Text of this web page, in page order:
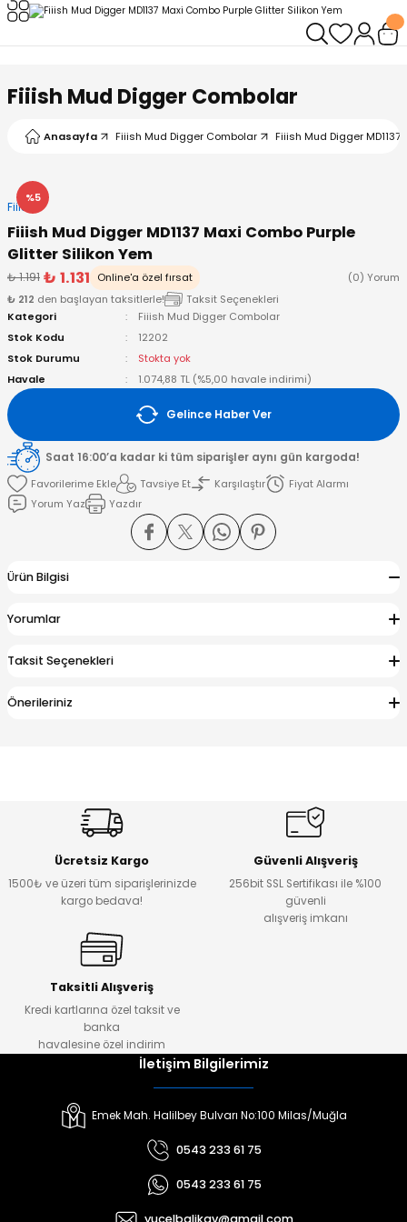
Fiiish Mud Digger Combolar
Anasayfa Fiiish Mud Digger Combolar Fiiish Mud Digger
%5
Fiiish
Fiiish Mud Digger MD1137 Maxi Combo Purple
Glitter Silikon Yem
₺ 1.191 ₺ 1.131 Online'a özel fırsat
(0) Yorum
₺ 212 den başlayan taksitlerle!
Taksit Seçenekleri
Kategori
Fiiish Mud Digger Combolar
Stok Kodu
12202
Stok Durumu
Stokta yok
Havale
1.074,88 TL (%5,00 havale indirimi)
Gelince Haber Ver
Saat 16:00’a kadar ki tüm siparişler aynı gün kargoda!
Tavsiye Et
Karşılaştır
Fiyat Alarmı
Yorum Yaz
Yazdır
Ürün Bilgisi
Yorumlar
Taksit Seçenekleri
Önerileriniz
Ücretsiz Kargo
1500₺ ve üzeri tüm siparişlerinizde
kargo bedava!
Güvenli Alışveriş
256bit SSL Sertifikası ile %100
güvenli
alışveriş imkanı
Taksitli Alışveriş
Kredi kartlarına özel taksit ve
banka
havalesine özel indirim
İletişim Bilgilerimiz
Emek Mah. Halilbey Bulvarı No:100 Milas/Muğla
0543 233 61 75
0543 233 61 75
yucelbalikav@gmail.com
Kamışlar
& El Feneri